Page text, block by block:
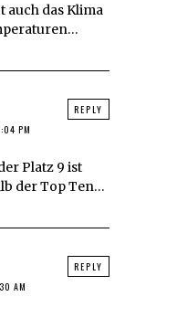
das Klima
PM
Platz 9 ist
der Top Ten…
REPLY
AM
REPLY